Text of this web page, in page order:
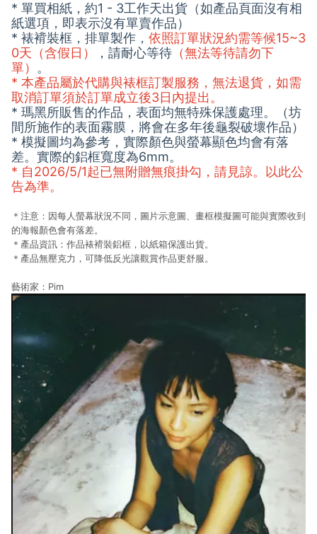
* 單買相紙，約1 - 3工作天出貨（如產品頁面沒有相
紙選項，即表示沒有單賣作品）
* 裱褙裝框，排單製作， 依照訂單狀況約需等候15~3
0天（含假日）
，請耐心等待 （無法等待請勿下
單） 。
* 本產品屬於代購與裱框訂製服務，無法退貨，如需
取消訂單須於訂單成立後3日內提出。
* 瑪黑所販售的作品，表面均無特殊保護處理。（坊
間所施作的表面霧膜，將會在多年後龜裂破壞作品）
* 模擬圖均為參考，實際顏色與螢幕顯色均會有落
差。實際的鋁框寬度為6mm。
* 自2026/5/1起已無附贈無痕掛勾，請見諒。以此公
告為準。
＊注意：因每人螢幕狀況不同，圖片示意圖、畫框模擬圖可能與實際收到
的海報顏色會有落差。
＊產品資訊：作品裱褙裝鋁框，以紙箱保護出貨。
＊產品無壓克力，可降低反光讓觀賞作品更舒服。
藝術家：Pim